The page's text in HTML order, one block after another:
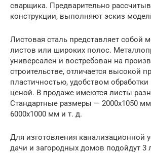
сварщика. Предварительно
конструкции, выполняют эскиз
Листовая сталь представляет собой
листов или широких полос.
универсален и востребован на
строительстве, отличается высокой
пластичностью, удобством обработки
ценой. В продаже имеются листы
Стандартные размеры — 2000х1050
6000х1000 мм и т. д.
Для изготовления канализационной
дачи и загородных домов подойдут 3